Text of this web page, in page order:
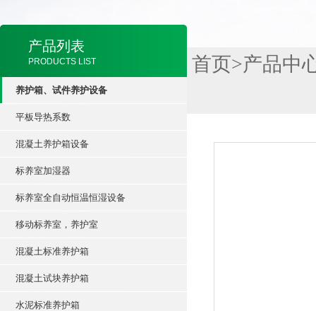
产品列表
PRODUCTS LIST
养护箱、试件养护设备
平板导热系数
混凝土养护箱设备
标养室加湿器
标养室全自动恒温恒湿设备
移动标养室，养护室
混凝土标准养护箱
混凝土试块养护箱
水泥标准养护箱
首页>产品中